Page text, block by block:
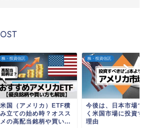
株・投資信託
米国（アメリカ）ETF積
み立ての始め時？オスス
メの高配当銘柄や買い...
株・投資信託
今後は、日本市場で
く米国市場に投資す
理由